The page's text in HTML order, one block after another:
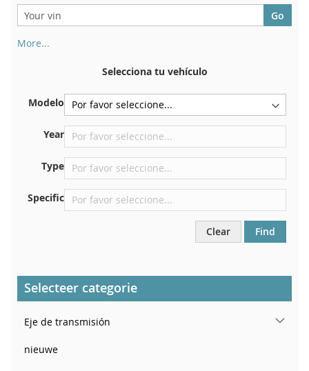
More...
certificado de registro. Y también en el coche.
En la placa inferior del asiento delantero derecho
Centrar contra el mamparo debajo del capó.
Justo en el compartimento del motor.
En el pilar de la puerta trasera derecha
Selecciona tu vehículo
Modelo
Year
Type
Specific
Clear Find
Selecteer categorie
Eje de transmisión
nieuwe